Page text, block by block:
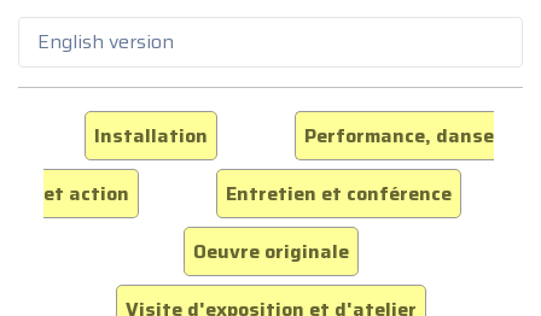
English version
Installation
Performance, danse
et action
Entretien et conférence
Oeuvre originale
Visite d'exposition et d'atelier